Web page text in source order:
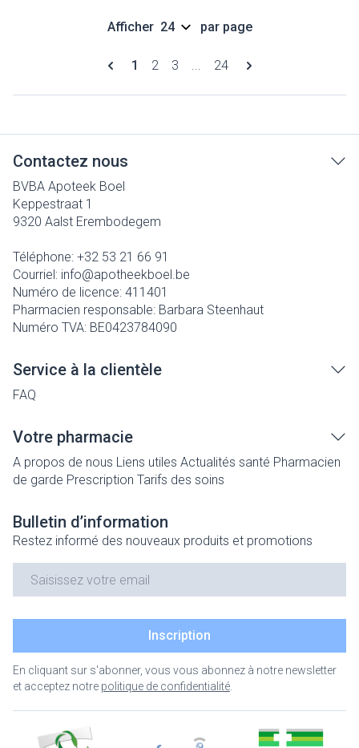
Pages
Vous lisez actuellement la page
1 Page
2 Page
3 ... Page
24
Afficher par page
Contactez nous
BVBA Apoteek Boel
Keppestraat 1
9320 Aalst Erembodegem
Téléphone: +32 53 21 66 91
Courriel: info@apotheekboel.be
Numéro de licence: 411401
Pharmacien responsable: Barbara Steenhaut
Numéro TVA: BE0423784090
Service à la clientèle
FAQ
Votre pharmacie
A propos de nous Liens utiles Actualités santé Pharmacien
de garde Prescription Tarifs des soins
Bulletin d’information
Restez informé des nouveaux produits et promotions
Inscription
En cliquant sur s'abonner, vous vous abonnez à notre newsletter
et acceptez notre politique de confidentialité